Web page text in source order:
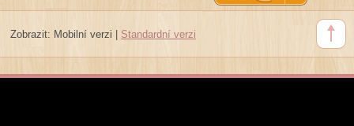
Zobrazit: Mobilní verzi Standardní verzi